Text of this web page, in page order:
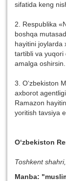
sifatida keng
2. Respublika
boshqa
hayitini joylarda
tartibli va yuqori
amalga oshirsin.
3. O‘zbekiston
axborot
Ramazon
yoritish tavsiya
O‘zbekiston
Toshkent
Manba: